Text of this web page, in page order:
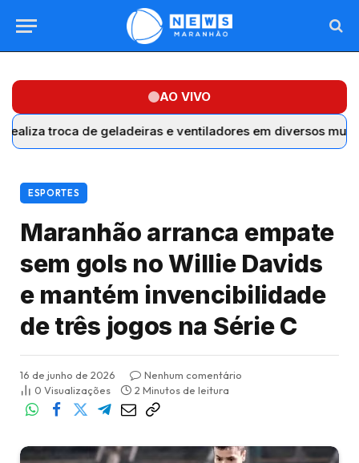
AO VIVO
de geladeiras e ventiladores em diversos municípios do
ESPORTES
Maranhão arranca empate
sem gols no Willie Davids
e mantém invencibilidade
de três jogos na Série C
16 de junho de 2026
Nenhum comentário
0 Visualizações 2 Minutos de leitura